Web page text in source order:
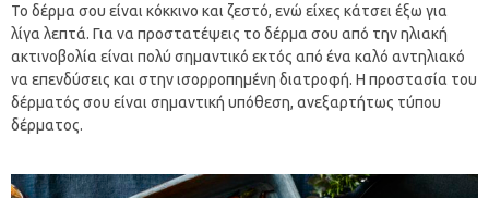
Το δέρμα σου είναι κόκκινο και ζεστό, ενώ είχες κάτσει έξω για
λίγα λεπτά. Για να προστατέψεις το δέρμα σου από την ηλιακή
ακτινοβολία είναι πολύ σημαντικό εκτός από ένα καλό αντηλιακό
να επενδύσεις και στην ισορροπημένη διατροφή. Η προστασία του
δέρματός σου είναι σημαντική υπόθεση, ανεξαρτήτως τύπου
δέρματος.